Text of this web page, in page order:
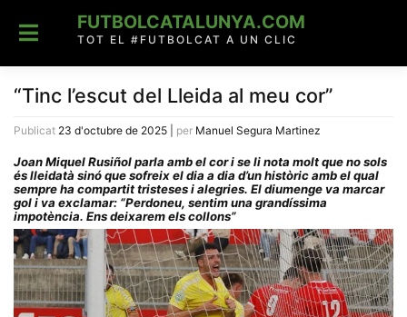
content
FUTBOLCATALUNYA.COM
TOT EL #FUTBOLCAT A UN CLIC
“Tinc l’escut del Lleida al meu cor”
Publicat 23 d'octubre de 2025 per Manuel Segura Martinez
Joan Miquel Rusiñol parla amb el cor i se li nota molt que no sols
és lleidatà sinó que sofreix el dia a dia d’un històric amb el qual
sempre ha compartit tristeses i alegries. El diumenge va marcar
gol i va exclamar: “Perdoneu, sentim una grandíssima
impotència. Ens deixarem els collons”